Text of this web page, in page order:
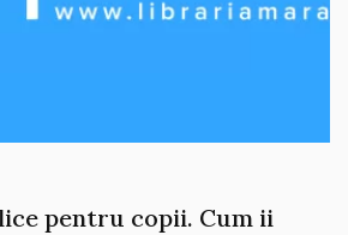
pentru copii. Cum ii